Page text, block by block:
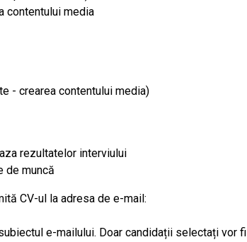
contentului media
- crearea contentului media)
rezultatelor interviului
de muncă
CV-ul la adresa de e-mail:
e-mailului. Doar candidații selectați vor fi